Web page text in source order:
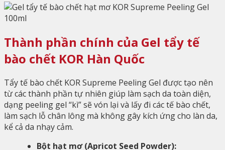
Thành phần chính của Gel tẩy tế
bào chết KOR Hàn Quốc
Tẩy tế bào chết KOR Supreme Peeling Gel được tạo nên
từ các thành phần tự nhiên giúp làm sạch da toàn diện,
dạng peeling gel “kì” sẽ vón lại và lấy đi các tế bào chết,
làm sạch lỗ chân lông mà không gây kích ứng cho làn da,
kể cả da nhạy cảm.
Bột hạt mơ (Apricot Seed Powder):